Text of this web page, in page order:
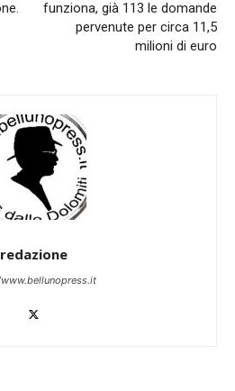
funziona, già 113 le domande
pervenute per circa 11,5
milioni di euro
redazione